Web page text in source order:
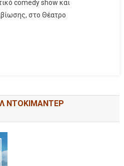
comedy show και
στο Θέατρο
ΝΤΟΚΙΜΑΝΤΕΡ